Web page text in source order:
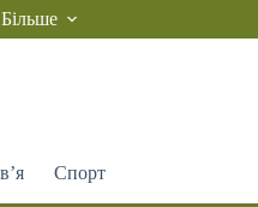
Більше
Спорт